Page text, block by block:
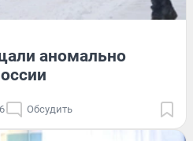
аномально
Обсудить